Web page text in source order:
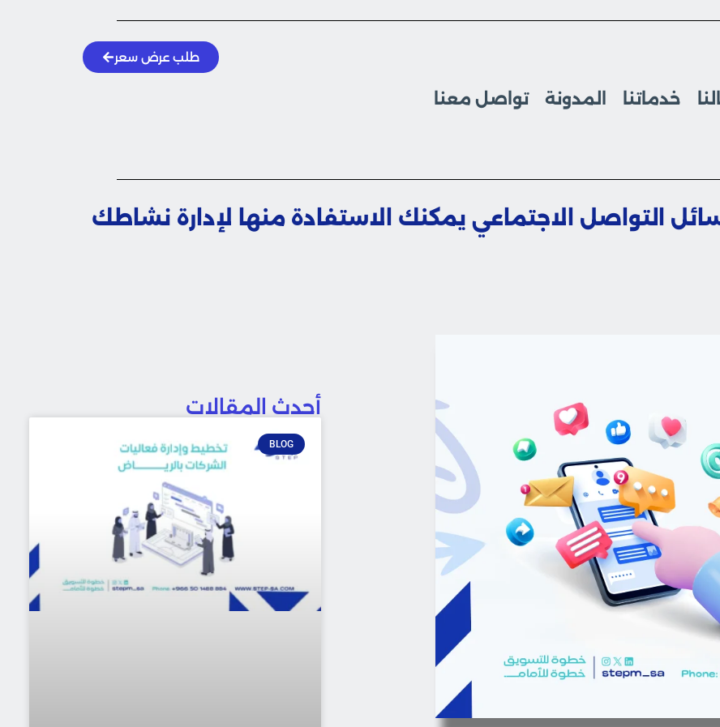
خدماتنا المدونة تواصل معنا
طلب عرض سعر
أداء وسائل التواصل الاجتماعي يمكنك الاستفادة منها لإدارة نشاطك
أحدث المقالات
BLOG